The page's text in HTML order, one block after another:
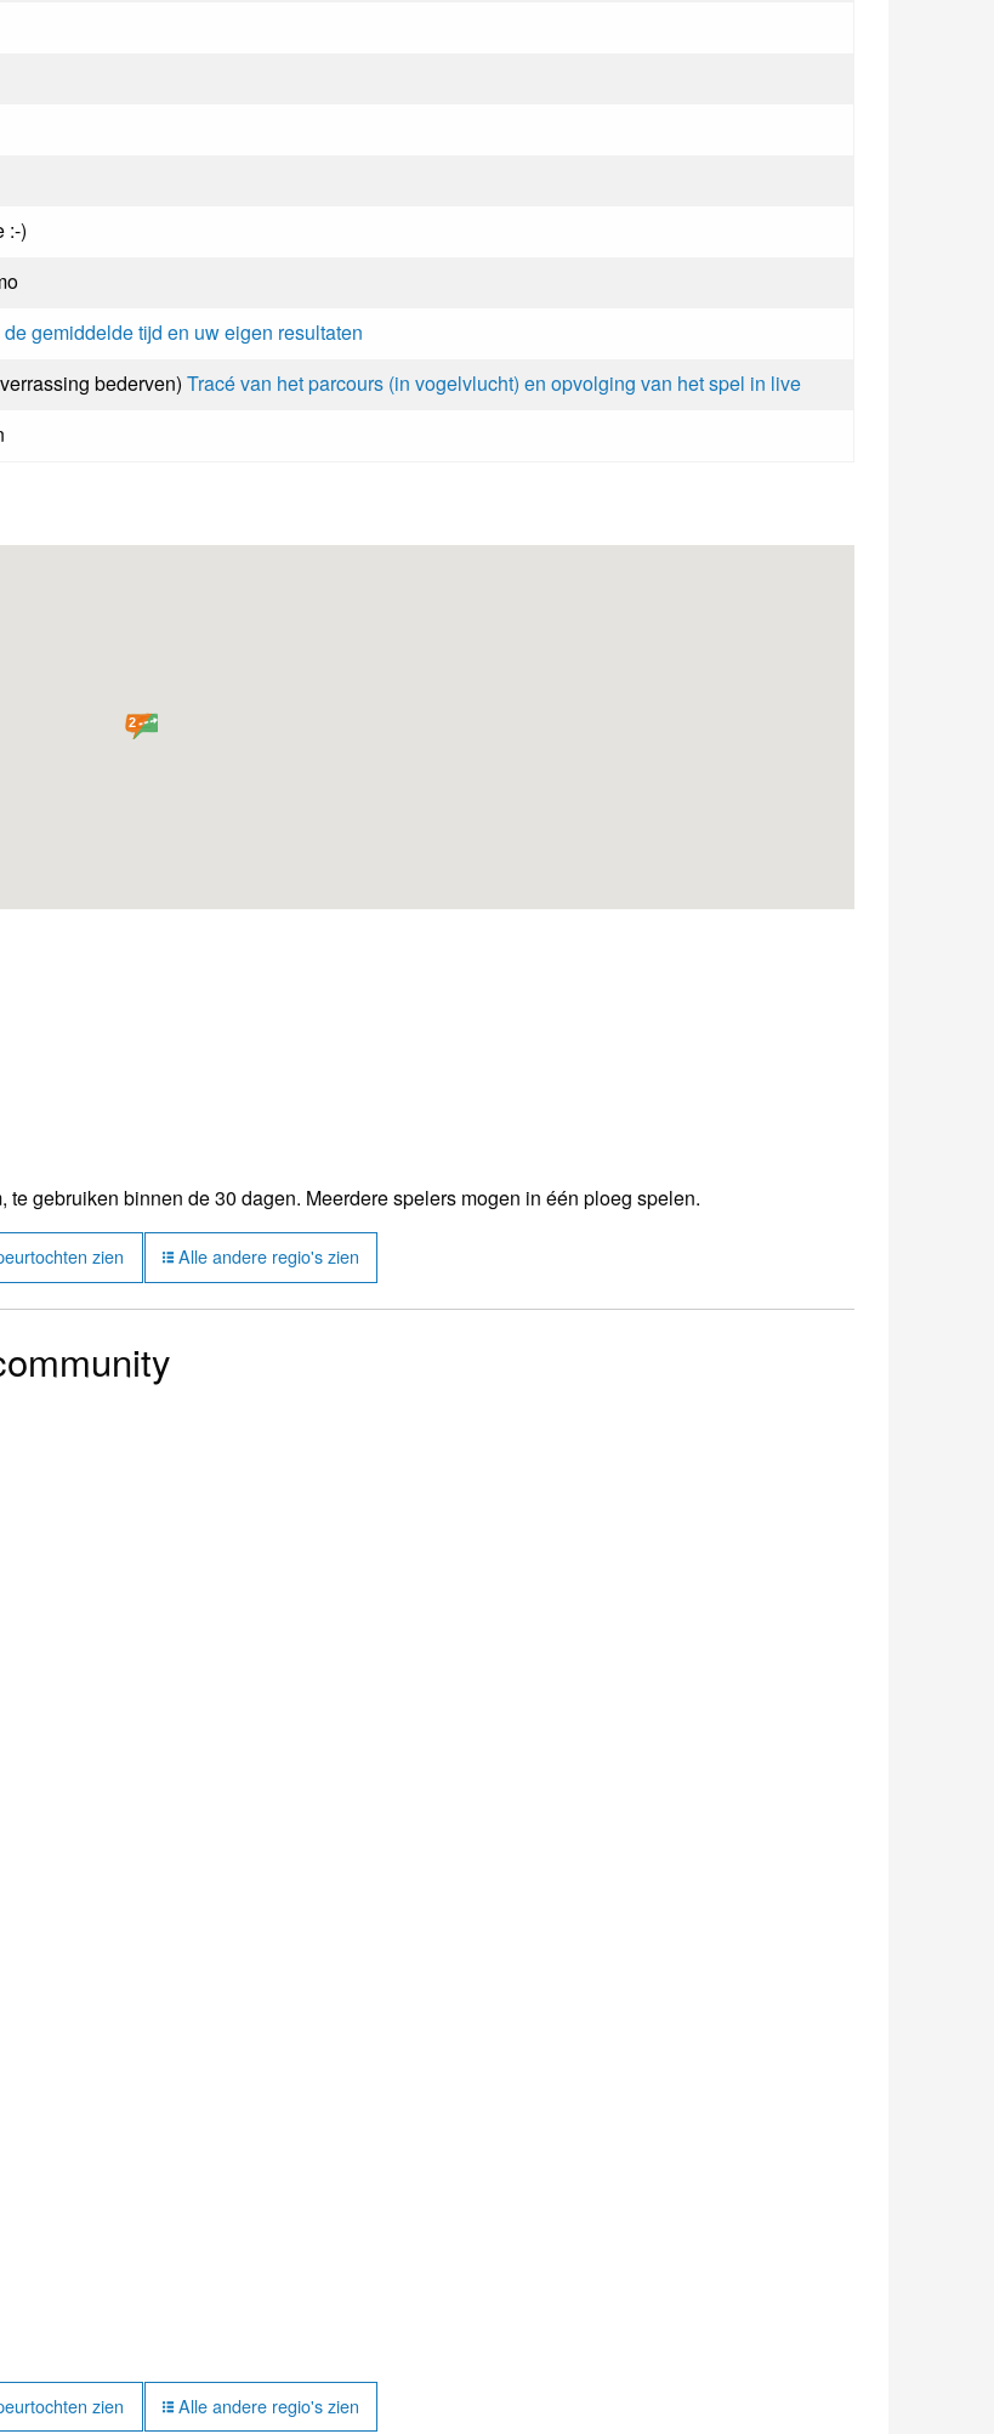
:-)
gemiddelde tijd en uw eigen resultaten
bederven) Tracé van het parcours (in vogelvlucht) en opvolging van het spel in live
2
gebruiken binnen de 30 dagen. Meerdere spelers mogen in één ploeg spelen.
zien Alle andere regio's zien
zien Alle andere regio's zien